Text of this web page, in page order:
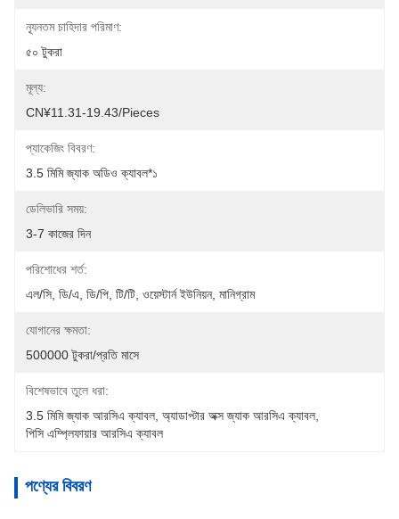
ন্যূনতম চাহিদার পরিমাণ:
৫০ টুকরা
মূল্য:
CN¥11.31-19.43/pieces
প্যাকেজিং বিবরণ:
3.5 মিমি জ্যাক অডিও ক্যাবল*১
ডেলিভারি সময়:
3-7 কাজের দিন
পরিশোধের শর্ত:
এল/সি, ডি/এ, ডি/পি, টি/টি, ওয়েস্টার্ন ইউনিয়ন, মানিগ্রাম
যোগানের ক্ষমতা:
500000 টুকরা/প্রতি মাসে
বিশেষভাবে তুলে ধরা:
3.5 মিমি জ্যাক আরসিএ ক্যাবল অ্যাডাপ্টার অক্স জ্যাক আরসিএ ক্যাবল
পিসি এম্প্লিফায়ার আরসিএ ক্যাবল
পণ্যের বিবরণ